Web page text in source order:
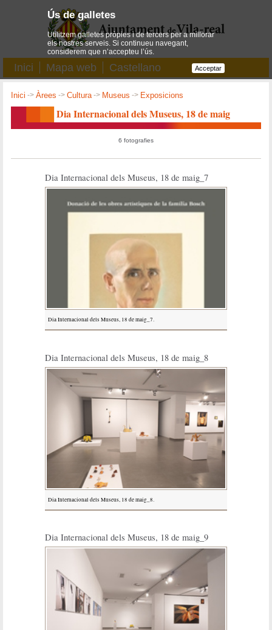
Inici Mapa web Castellano
Inici ->Àrees ->Cultura-> Museus -> Exposicions
Dia Internacional dels Museus, 18 de maig
6 fotografies
Dia Internacional dels Museus, 18 de maig_7
Dia Internacional dels Museus, 18 de maig_7.
Dia Internacional dels Museus, 18 de maig_8
Dia Internacional dels Museus, 18 de maig_8.
Dia Internacional dels Museus, 18 de maig_9
Ús de galletes
Utilitzem galletes pròpies i de tercers per a millorar
els nostres serveis. Si continueu navegant,
considerem que n’accepteu l’ús.
Acceptar